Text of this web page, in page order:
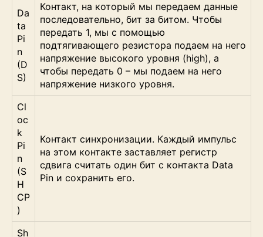
Da
ta
Pi
n
(D
S)
Контакт, на который мы передаем данные
последовательно, бит за битом. Чтобы
передать 1, мы с помощью
подтягивающего резистора подаем на него
напряжение высокого уровня (high), а
чтобы передать 0 – мы подаем на него
напряжение низкого уровня.
Cl
oc
k
Pi
n
(S
H
CP
)
Контакт синхронизации. Каждый импульс
на этом контакте заставляет регистр
сдвига считать один бит с контакта Data
Pin и сохранить его.
Sh